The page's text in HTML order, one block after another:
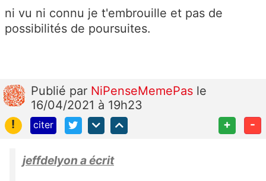
ni vu ni connu je t'embrouille et pas de
possibilités de poursuites.
Publié par NiPenseMemePas le
16/04/2021 à 19h23
!
citer + -
jeffdelyon a écrit